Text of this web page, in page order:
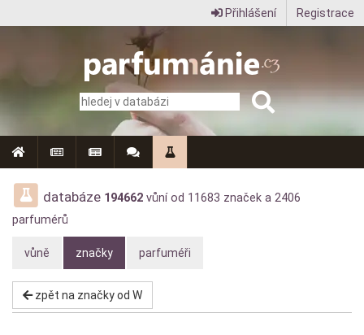
Přihlášení Registrace
Parfumanie.cz
–
vše
o
vůních,
parfémech
a
aromaterapii
databáze 194662 vůní od 11683 značek a 2406
parfumérů
vůně značky parfuméři
zpět na značky od W